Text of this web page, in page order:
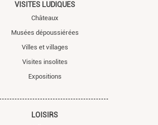
VISITES LUDIQUES
Châteaux
Musées dépoussiérées
Villes et villages
Visites insolites
Expositions
LOISIRS